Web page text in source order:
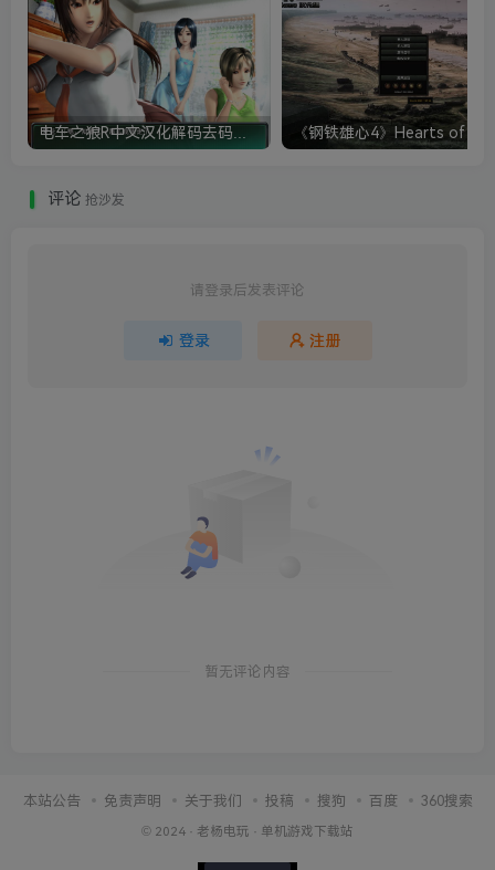
评论 抢沙发
请登录后发表评论
登录 注册
暂无评论内容
本站公告 免责声明 关于我们 投稿 搜狗 百度 360搜索
© 2024 · 老杨电玩 · 单机游戏下载站